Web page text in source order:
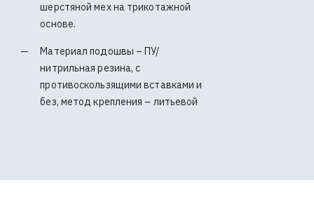
шерстяной мех на трикотажной
основе.
Материал подошвы – ПУ/
нитрильная резина, с
противоскользящими вставками и
без, метод крепления – литьевой